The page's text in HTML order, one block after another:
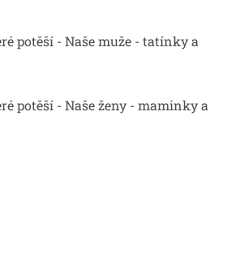
potěší - Naše muže - tatínky a
potěší - Naše ženy - maminky a